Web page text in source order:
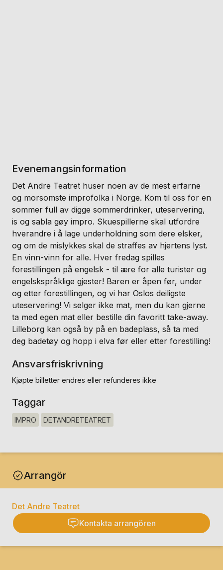
Evenemangsinformation
Det Andre Teatret huser noen av de mest erfarne
og morsomste improfolka i Norge. Kom til oss for en
sommer full av digge sommerdrinker, uteservering,
is og sabla gøy impro. Skuespillerne skal utfordre
hverandre i å lage underholdning som dere elsker,
og om de mislykkes skal de straffes av hjertens lyst.
En vinn-vinn for alle. Hver fredag spilles
forestillingen på engelsk - til ære for alle turister og
engelskspråklige gjester! Baren er åpen før, under
og etter forestillingen, og vi har Oslos deiligste
uteservering! Vi selger ikke mat, men du kan gjerne
ta med egen mat eller bestille din favoritt take-away.
Lilleborg kan også by på en badeplass, så ta med
deg badetøy og hopp i elva før eller etter forestilling!
Ansvarsfriskrivning
Kjøpte billetter endres eller refunderes ikke
Taggar
IMPRO DETANDRETEATRET
Arrangör
Det Andre Teatret
Kontakta arrangören